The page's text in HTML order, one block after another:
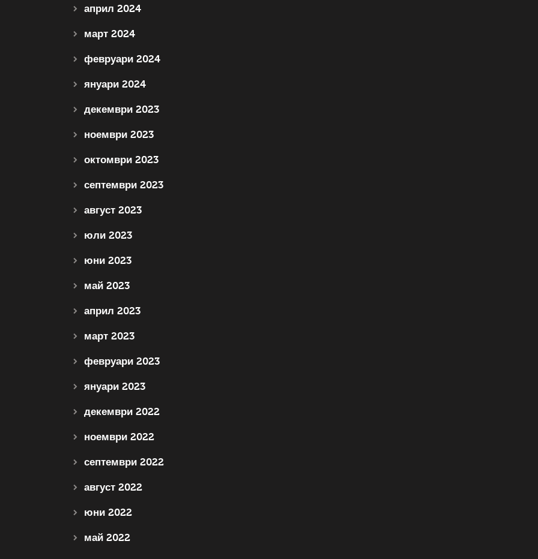
април 2024
март 2024
февруари 2024
януари 2024
декември 2023
ноември 2023
октомври 2023
септември 2023
август 2023
юли 2023
юни 2023
май 2023
април 2023
март 2023
февруари 2023
януари 2023
декември 2022
ноември 2022
септември 2022
август 2022
юни 2022
май 2022